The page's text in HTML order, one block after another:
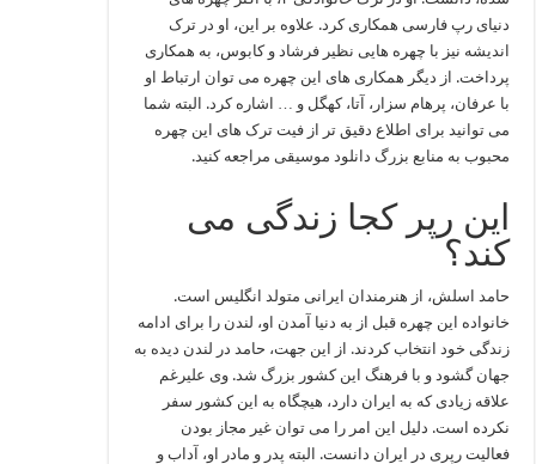
دنیای رپ فارسی همکاری کرد. علاوه بر این، او در ترک
اندیشه نیز با چهره هایی نظیر فرشاد و کابوس، به همکاری
پرداخت. از دیگر همکاری های این چهره می توان ارتباط او
با عرفان، پرهام سزار، آتا، کهگل و … اشاره کرد. البته شما
می توانید برای اطلاع دقیق تر از فیت ترک های این چهره
محبوب به منابع بزرگ دانلود موسیقی مراجعه کنید.
این رپر کجا زندگی می
کند؟
حامد اسلش، از هنرمندان ایرانی متولد انگلیس است.
خانواده این چهره قبل از به دنیا آمدن او، لندن را برای ادامه
زندگی خود انتخاب کردند. از این جهت، حامد در لندن دیده به
جهان گشود و با فرهنگ این کشور بزرگ شد. وی علیرغم
علاقه زیادی که به ایران دارد، هیچگاه به این کشور سفر
نکرده است. دلیل این امر را می توان غیر مجاز بودن
فعالیت رپری در ایران دانست. البته پدر و مادر او، آداب و